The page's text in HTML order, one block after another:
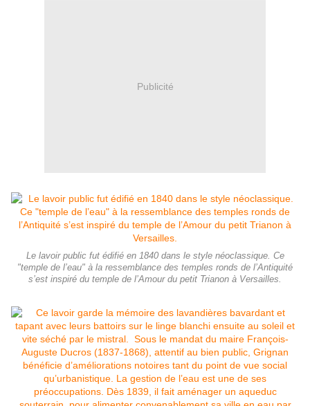
Publicité
Le lavoir public fut édifié en 1840 dans le style néoclassique. Ce
"temple de l’eau" à la ressemblance des temples ronds de l’Antiquité
s’est inspiré du temple de l’Amour du petit Trianon à Versailles.